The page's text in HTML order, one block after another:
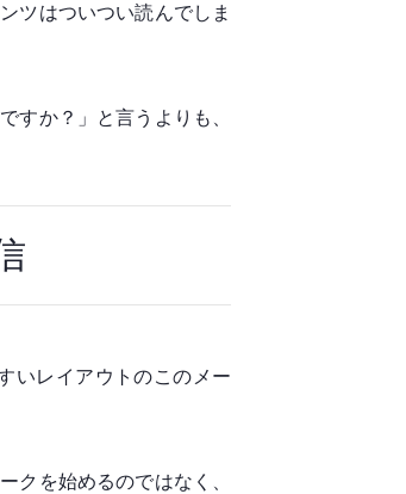
ツはついつい読んでしま
すか？」と言うよりも、
いレイアウトのこのメー
クを始めるのではなく、